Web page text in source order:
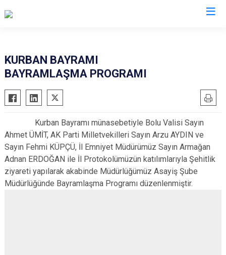
KURBAN BAYRAMI
BAYRAMLAŞMA PROGRAMI
Kurban Bayramı münasebetiyle Bolu Valisi Sayın
Ahmet ÜMİT, AK Parti Milletvekilleri Sayın Arzu AYDIN ve
Sayın Fehmi KÜPÇÜ, İl Emniyet Müdürümüz Sayın Armağan
Adnan ERDOĞAN ile İl Protokolümüzün katılımlarıyla Şehitlik
ziyareti yapılarak akabinde Müdürlüğümüz Asayiş Şube
Müdürlüğünde Bayramlaşma Programı düzenlenmiştir.